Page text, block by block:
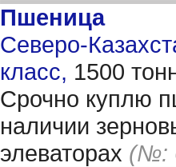
Пшеница
Северо-
класс, 1500
Срочно куплю
наличии
элеваторах (№: